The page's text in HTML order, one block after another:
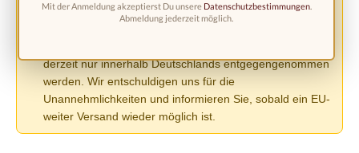
Aufgrund der neuen EU-Verpackungsverordnung
derzeit nur innerhalb Deutschlands entgegengenommen
werden. Wir entschuldigen uns für die
Unannehmlichkeiten und informieren Sie, sobald ein EU-
weiter Versand wieder möglich ist.
Mit der Anmeldung akzeptierst Du unsere Datenschutzbestimmungen.
Abmeldung jederzeit möglich.